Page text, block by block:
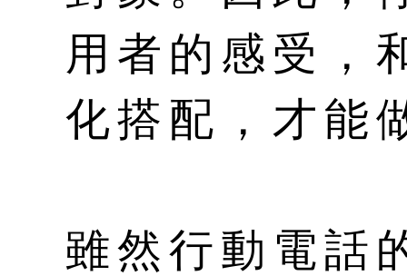
用者的感受，
化搭配，才能
雖然行動電話